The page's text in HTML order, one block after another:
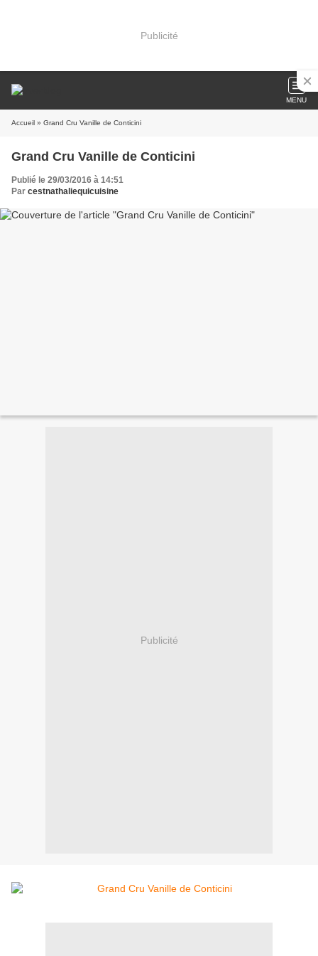
Publicité
MENU
Accueil » Grand Cru Vanille de Conticini
Grand Cru Vanille de Conticini
Publié le 29/03/2016 à 14:51
Par cestnathaliequicuisine
Publicité